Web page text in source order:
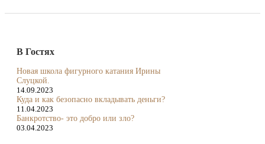
В Гостях
Новая школа фигурного катания Ирины
Слуцкой.
14.09.2023
Куда и как безопасно вкладывать деньги?
11.04.2023
Банкротство- это добро или зло?
03.04.2023